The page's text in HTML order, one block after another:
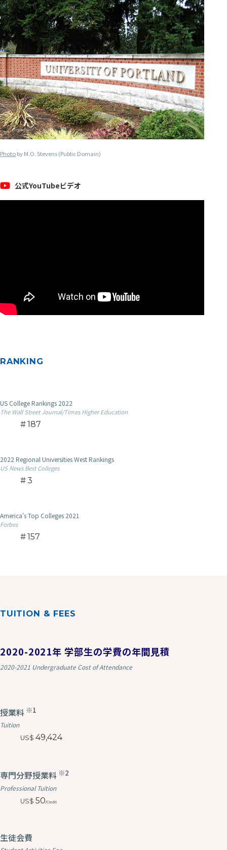
Photoby M.O. Stevens (Public Domain)
公式YouTubeビデオ
RANKING
US College Rankings 2022
The Wall Street Journal/Times Higher Education
187
2022 Regional Universities West Rankings
US News Best Colleges
3
America's Top Colleges 2021
Forbes
157
TUITION & FEES
2020-2021年 学部生の学費の年間見積
2020-2021 Undergraduate Cost of Attendance
授業料 ※1
Tuition
49,424
専門分野授業料 ※2
Professional Tuition
50/Credit
生徒会費